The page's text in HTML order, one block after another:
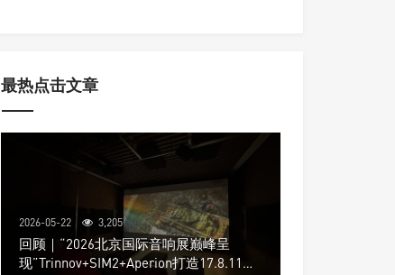
最热点击文章
2026-05-22 3,205
回顾｜“2026北京国际音响展巅峰呈
现”Trinnov+SIM2+Aperion打造17.8.11声